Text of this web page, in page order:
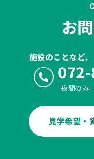
お
施設のことなど
夜間のみ
見学希望・